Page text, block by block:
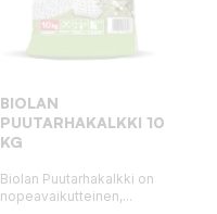
BIOLAN
PUUTARHAKALKKI 10
KG
Biolan Puutarhakalkki on
nopeavaikutteinen,...